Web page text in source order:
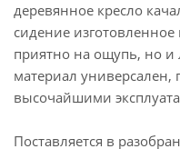
деревянное кресло
сидение
приятно на ощупь, но и
материал универсален,
высочайшими
Поставляется в